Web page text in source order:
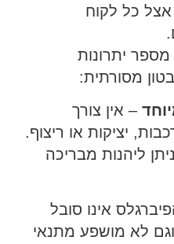
כל לקוח
יתרונות
מסורתית:
– אין צורך
יציקות או ריצוף.
ליהנות מבריכה
אינו סובל
לא מושפע מתנאי